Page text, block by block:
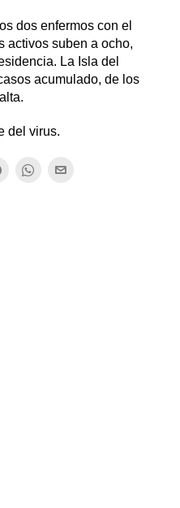
dos enfermos con el
activos suben a ocho,
La Isla del
acumulado, de los
del virus.